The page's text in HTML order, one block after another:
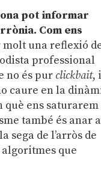
pot informar
Com ens
molt una reflexió
professional
no és pur clickbait, i
caure en la
què ens saturarem
també és anar a
sega de l’arròs de
que